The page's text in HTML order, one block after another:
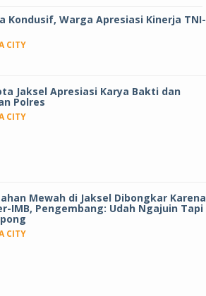
Kondusif, Warga Apresiasi Kinerja TNI-
CITY
Jaksel Apresiasi Karya Bakti dan
Polres
CITY
Mewah di Jaksel Dibongkar Karena
IMB, Pengembang: Udah Ngajuin Tapi
CITY